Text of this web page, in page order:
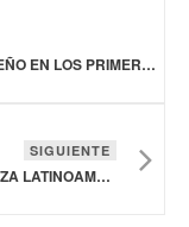
DANONE INFORMA SU BUEN DESEMPEÑO EN LOS PRIMEROS TRES MESES DE 2026
SIGUIENTE
21 Y 22 MAYO: 11º ENCUENTRO DE LA ALIANZA LATINOAMERICANA ANTICONTRABANDO, EN LA CDMX